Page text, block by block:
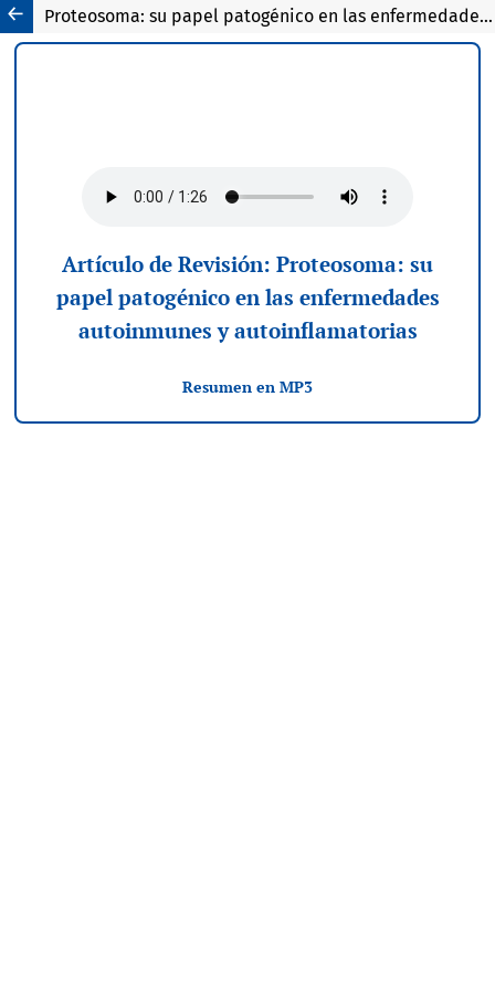
Proteosoma: su papel patogénico en las enfermedades autoinmunes y autoinflamatorias